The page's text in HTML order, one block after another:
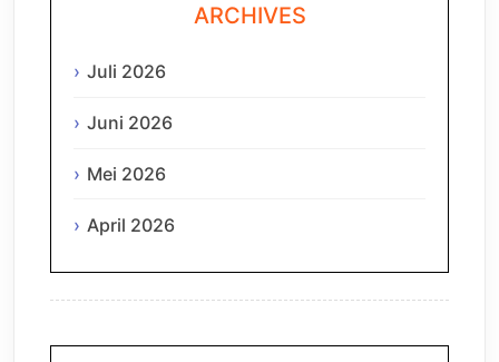
ARCHIVES
Juli 2026
Juni 2026
Mei 2026
April 2026